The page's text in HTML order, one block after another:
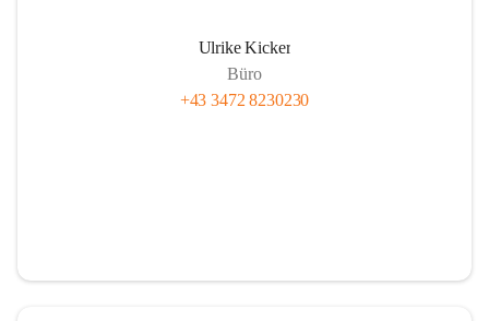
Ulrike Kicker
Büro
+43 3472 8230230